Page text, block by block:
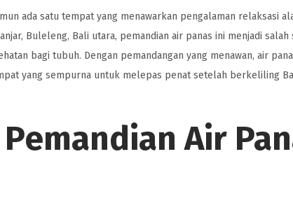
ada satu tempat yang menawarkan pengalaman relaksasi
Buleleng, Bali utara, pemandian air panas ini menjadi salah
bagi tubuh. Dengan pemandangan yang menawan, air
yang sempurna untuk melepas penat setelah berkeliling
Pemandian Air